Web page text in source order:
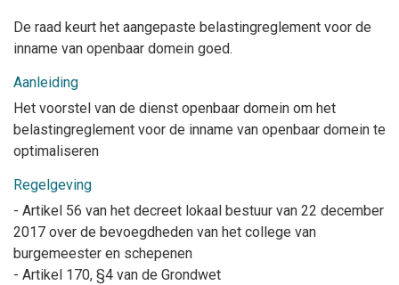
De raad keurt het aangepaste belastingreglement voor de
inname van openbaar domein goed.
Aanleiding
Het voorstel van de dienst openbaar domein om het
belastingreglement voor de inname van openbaar domein te
optimaliseren
Regelgeving
- Artikel 56 van het decreet lokaal bestuur van 22 december
2017 over de bevoegdheden van het college van
burgemeester en schepenen
- Artikel 170, §4 van de Grondwet